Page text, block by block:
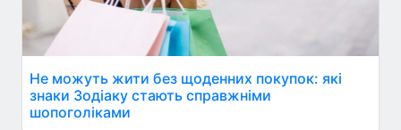
Не можуть жити без щоденних покупок: які
знаки Зодіаку стають справжніми
шопоголіками